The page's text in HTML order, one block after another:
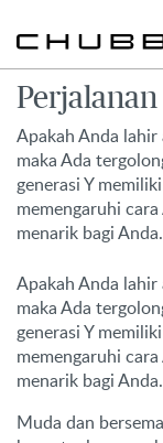
Perjalanan
Apakah Anda
maka Ada
generasi Y
memengaruhi
menarik bagi Anda.
Apakah Anda
maka Ada
generasi Y
memengaruhi
menarik bagi Anda.
Muda dan